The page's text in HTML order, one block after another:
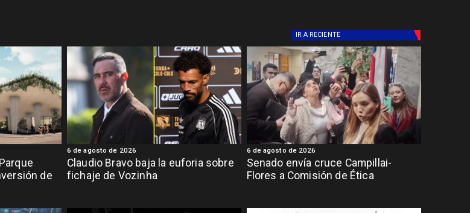
IR A RECIENTE
de
Claudio Bravo baja la euforia sobre
fichaje de Vozinha
6 de agosto de 2026
Senado envía cruce Campillai-
Flores a Comisión de Ética
6 de agosto de 2026